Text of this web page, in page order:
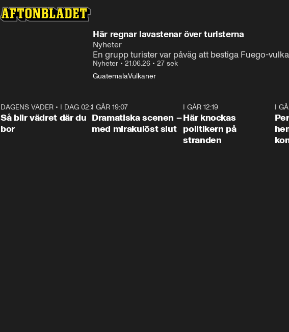
Här regnar lavastenar över turisterna
Nyheter
En grupp turister var påväg att bestiga Fuego-
Nyheter • 21.06.26 • 27 sek
GuatemalaVulkaner
1:06
DAGENS VÄDER • I DAG 02:30
Så blir vädret där du
bor
I GÅR 19:07
Dramatiska scenen –
med mirakulöst slut
I GÅR 12:19
Här knockas
politikern på
stranden
I